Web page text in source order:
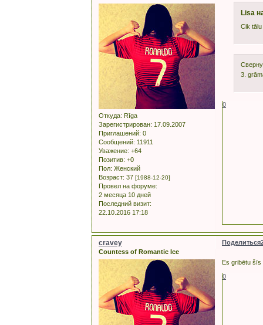
Откуда: Rīga
Зарегистрирован: 17.09.2007
Приглашений: 0
Сообщений: 11911
Уважение: +64
Позитив: +0
Пол: Женский
Возраст: 37 [1988-12-20]
Провел на форуме:
2 месяца 10 дней
Последний визит:
22.10.2016 17:18
Lisa
Cik
3.
0
Поделиться
cravey
Countess of Romantic Ice
Es gribētu
0